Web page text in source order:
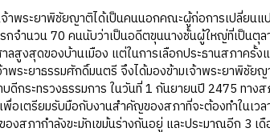
ระยาพิชัยญาติได้เป็นคนนอกคณะผู้ก่อการเปลี่ยนแป
จำนวน 70 คนนับว่าเป็นอดีตขุนนางชั้นผู้ใหญ่ที่เป็นตุ
ลสูงสุดของบ้านเมือง แต่ในการเลือกประธานสภาค
พระยาธรรมศักดิ์มนตรี จึงได้มองข้ามเจ้าพระยาพิชั
บดีกระทรวงธรรมการ ในวันที่ 1 กันยายนปี 2475 ทา
อเตรียมรับมือกับงานสำคัญของสภาที่จะต้องทำในเ
งสภากำลังขะมักเขม้นร่างกันอยู่ และประมาณอีก 3